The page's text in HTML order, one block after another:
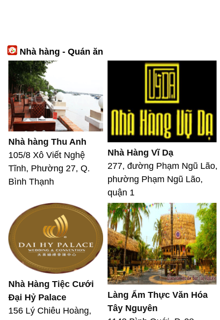
Nhà hàng - Quán ăn
Nhà hàng Thu Anh
105/8 Xô Viết Nghệ
Tĩnh, Phường 27, Q.
Bình Thạnh
Nhà Hàng Vĩ Dạ
277, đường Phạm Ngũ Lão,
phường Phạm Ngũ Lão,
quận 1
Nhà Hàng Tiệc Cưới
Đại Hỷ Palace
156 Lý Chiêu Hoàng,
Làng Ẩm Thực Văn Hóa
Tây Nguyên